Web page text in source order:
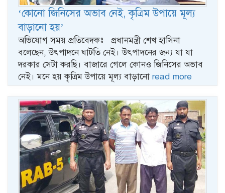
‘কোনো জিনিসের অভাব নেই, কৃত্রিম উপায়ে মূল্য
বাড়ানো হয়’
অভিযোগ সময় প্রতিবেদকঃ প্রধানমন্ত্রী শেখ হাসিনা
বলেছেন, উৎপাদনে ঘাটতি নেই। উৎপাদনের জন্য যা যা
দরকার সেটা করছি। বাজারে গেলে কোনও জিনিসের অভাব
নেই। মনে হয় কৃত্রিম উপায়ে মূল্য বাড়ানো read more